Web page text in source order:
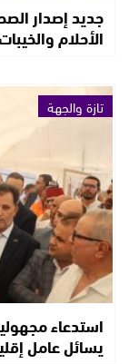
جديد إصدار
الأحلام
تازة والجهة
استدعاء
يسائل عامل